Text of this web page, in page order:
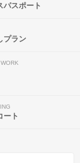
パスポート
プラン
ート